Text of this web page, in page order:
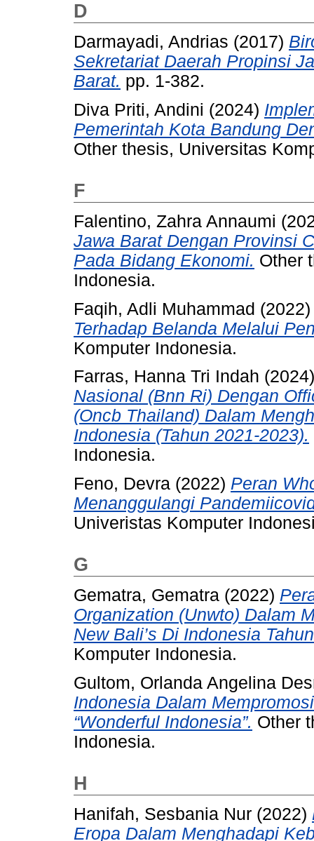
D
Darmayadi, Andrias (2017)
Sekretariat Daerah Propinsi
Barat. pp. 1-382.
Diva Priti, Andini (2024)
Pemerintah Kota Bandung
Other thesis, Universitas
F
Falentino, Zahra Annaumi
Jawa Barat Dengan Provinsi
Pada Bidang Ekonomi. Other
Indonesia.
Faqih, Adli Muhammad
Terhadap Belanda Melalui
Komputer Indonesia.
Farras, Hanna Tri Indah
Nasional (Bnn Ri) Dengan
(Oncb Thailand) Dalam
Indonesia (Tahun 2021-2023).
Indonesia.
Feno, Devra (2022) Peran
Menanggulangi
Univeristas Komputer
G
Gematra, Gematra (2022)
Organization (Unwto) Dalam
New Bali’s Di Indonesia
Komputer Indonesia.
Gultom, Orlanda Angelina
Indonesia Dalam
“Wonderful Indonesia”. Other
Indonesia.
H
Hanifah, Sesbania Nur (2022)
Eropa Dalam Menghadapi